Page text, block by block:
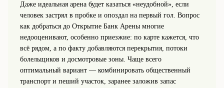
Даже идеальная арена будет казаться «неудобной», если
человек застрял в пробке и опоздал на первый гол. Вопрос
как добраться до Открытие Банк Арены многие
недооценивают, особенно приезжие: по карте кажется, что
всё рядом, а по факту добавляются перекрытия, потоки
болельщиков и досмотровые зоны. Чаще всего
оптимальный вариант — комбинировать общественный
транспорт и пеший участок, заранее заложив запас